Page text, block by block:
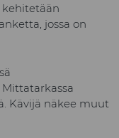
kehitetään
jossa on
Kävijä näkee muut